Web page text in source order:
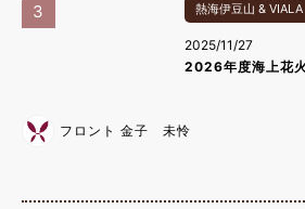
3 熱海伊豆山 & VIALA
2025/11/27
2026年度海上花
フロント 金子 未怜